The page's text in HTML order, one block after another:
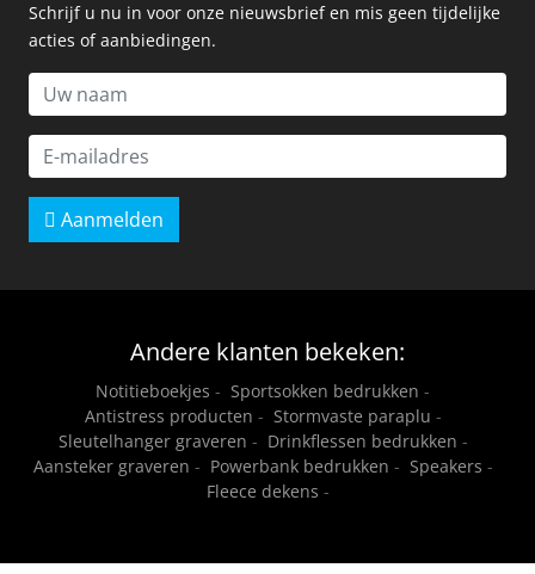
Schrijf u nu in voor onze nieuwsbrief en mis geen tijdelijke
acties of aanbiedingen.
Aanmelden
Andere klanten bekeken:
Notitieboekjes - Sportsokken bedrukken -
Antistress producten - Stormvaste paraplu -
Sleutelhanger graveren - Drinkflessen bedrukken -
Aansteker graveren - Powerbank bedrukken - Speakers -
Fleece dekens -